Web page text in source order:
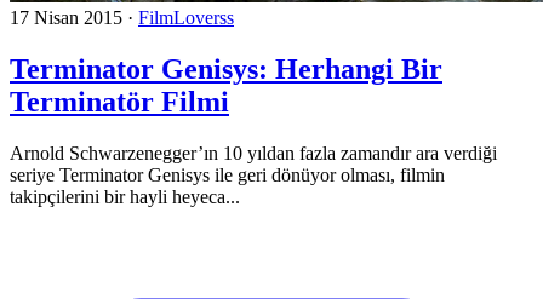
17 Nisan 2015 · FilmLoverss
Terminator Genisys: Herhangi Bir
Terminatör Filmi
Arnold Schwarzenegger’ın 10 yıldan fazla zamandır ara verdiği
seriye Terminator Genisys ile geri dönüyor olması, filmin
takipçilerini bir hayli heyeca...